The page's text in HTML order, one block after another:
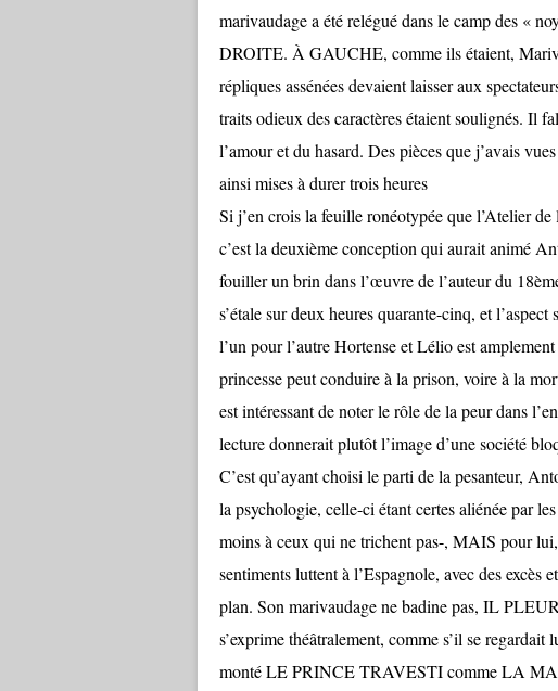
marivaudage a été relégué dans le camp des «
DROITE. À GAUCHE, comme ils étaient,
répliques assénées devaient laisser aux
traits odieux des caractères étaient soulignés. Il
l’amour et du hasard. Des pièces que j’avais
ainsi mises à durer trois heures
Si j’en crois la feuille ronéotypée que l’Atelier
c’est la deuxième conception qui aurait animé
fouiller un brin dans l’œuvre de l’auteur du
s’étale sur deux heures quarante-cinq, et
l’un pour l’autre Hortense et Lélio est
princesse peut conduire à la prison, voire à la
est intéressant de noter le rôle de la peur dans
lecture donnerait plutôt l’image d’une société
C’est qu’ayant choisi le parti de la pesanteur,
la psychologie, celle-ci étant certes aliénée par
moins à ceux qui ne trichent pas-, MAIS pour
sentiments luttent à l’Espagnole, avec des excès
plan. Son marivaudage ne badine pas, IL
s’exprime théâtralement, comme s’il se
monté LE PRINCE TRAVESTI comme LA